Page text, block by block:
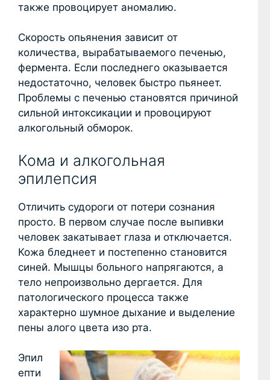
также провоцирует аномалию.
Скорость опьянения зависит от
количества, вырабатываемого печенью,
фермента. Если последнего оказывается
недостаточно, человек быстро пьянеет.
Проблемы с печенью становятся причиной
сильной интоксикации и провоцируют
алкогольный обморок.
Кома и алкогольная
эпилепсия
Отличить судороги от потери сознания
просто. В первом случае после выпивки
человек закатывает глаза и отключается.
Кожа бледнеет и постепенно становится
синей. Мышцы больного напрягаются, а
тело непроизвольно дергается. Для
патологического процесса также
характерно шумное дыхание и выделение
пены алого цвета изо рта.
Эпил
епти